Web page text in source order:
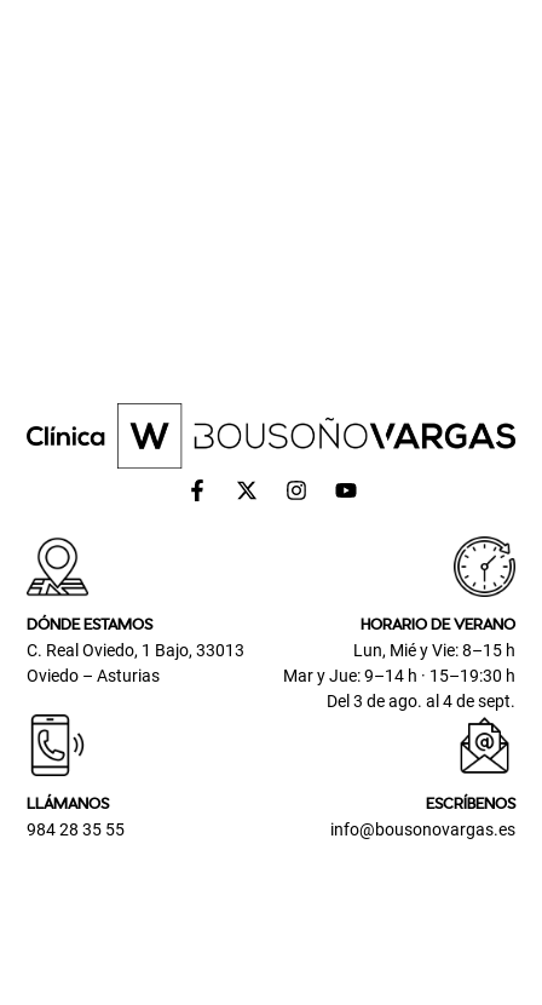
DÓNDE ESTAMOS
C. Real Oviedo, 1 Bajo, 33013
Oviedo – Asturias
HORARIO DE VERANO
Lun, Mié y Vie: 8–15 h
Mar y Jue: 9–14 h · 15–19:30 h
Del 3 de ago. al 4 de sept.
LLÁMANOS
984 28 35 55
ESCRÍBENOS
info@bousonovargas.es